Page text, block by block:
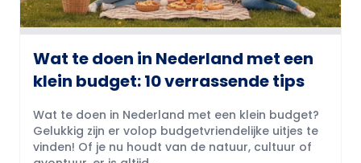
Wat te doen in Nederland met een
klein budget: 10 verrassende tips
Wat te doen in Nederland met een klein budget?
Gelukkig zijn er volop budgetvriendelijke uitjes te
vinden! Of je nu houdt van de natuur, cultuur of